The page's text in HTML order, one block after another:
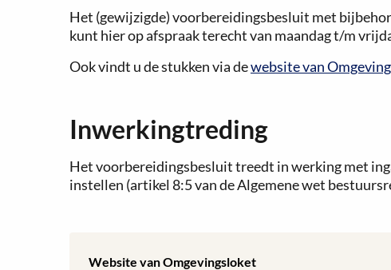
Het (gewijzigde) voorbereidingsbesluit met
kunt hier op afspraak terecht van maandag t/m
Ook vindt u de stukken via dewebsite van
Inwerkingtreding
Het voorbereidingsbesluit treedt in werking met
instellen (artikel 8:5 van de Algemene wet
Website van Omgevingsloket
Lees